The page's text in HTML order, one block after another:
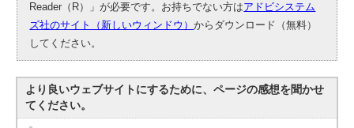
Reader（R）」が必要です。お持ちでない方はアドビシステム
ズ社のサイト（新しいウィンドウ）からダウンロード（無料）
してください。
より良いウェブサイトにするために、ページの感想を聞かせ
てください。